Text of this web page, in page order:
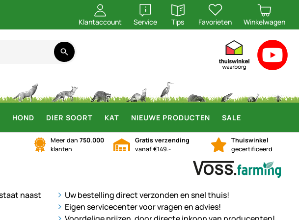
Klantaccount Service
openen
Tips
openen
Favorieten Winkelwagen
HOND DIER SOORT KAT NIEUWE PRODUCTEN SALE
Meer dan750.000
klanten
Gratis verzending
vanaf €149.-
Thuiswinkel
gecertificeerd
Uw bestelling direct verzonden en snel thuis!
Eigen servicecenter voor vragen en advies!